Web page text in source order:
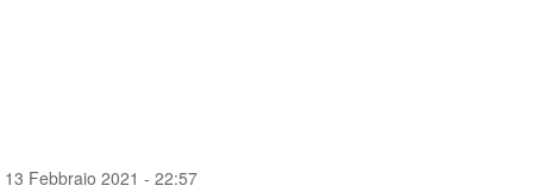
13 Febbraio 2021 - 22:57